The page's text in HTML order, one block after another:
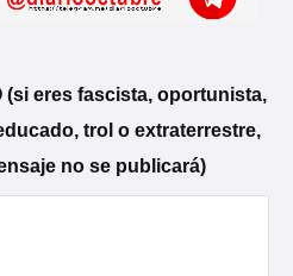
(si eres fascista, oportunista,
trol o extraterrestre,
no se publicará)